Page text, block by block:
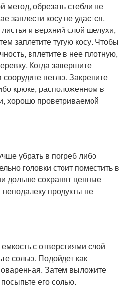
метод, обрезать стебли не
заплести косу не удастся.
и верхний слой шелухи,
заплетите тугую косу. Чтобы
вплетите в нее плотную,
Когда завершите
петлю. Закрепите
крюке, расположенном в
хорошо проветриваемой
убрать в погреб либо
головки стоит поместить в
дольше сохранят ценные
продукты не
с отверстиями слой
солью. Подойдет как
Затем выложите
его солью.